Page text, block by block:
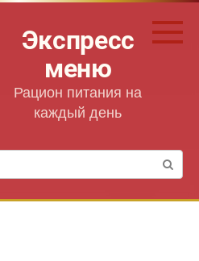
Экспресс
меню
Рацион питания на
каждый день